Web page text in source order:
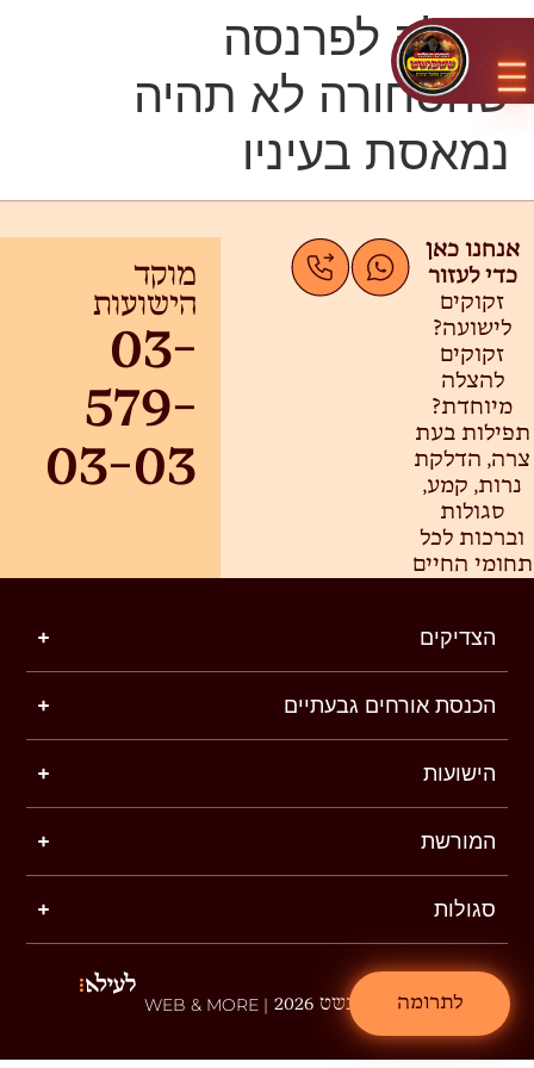
סגולה לפרנסה
שהסחורה לא תהיה
נמאסת בעיניו
אנחנו כאן
כדי לעזור
זקוקים
לישועה?
זקוקים
להצלה
מיוחדת?
תפילות בעת
צרה, הדלקת
נרות, קמע,
סגולות
וברכות לכל
תחומי החיים
מוקד
הישועות
03-
579-
03-03
הצדיקים
הכנסת אורחים גבעתיים
הישועות
המורשת
סגולות
שטפנשט 2026 | WEB & MORE לתרומה